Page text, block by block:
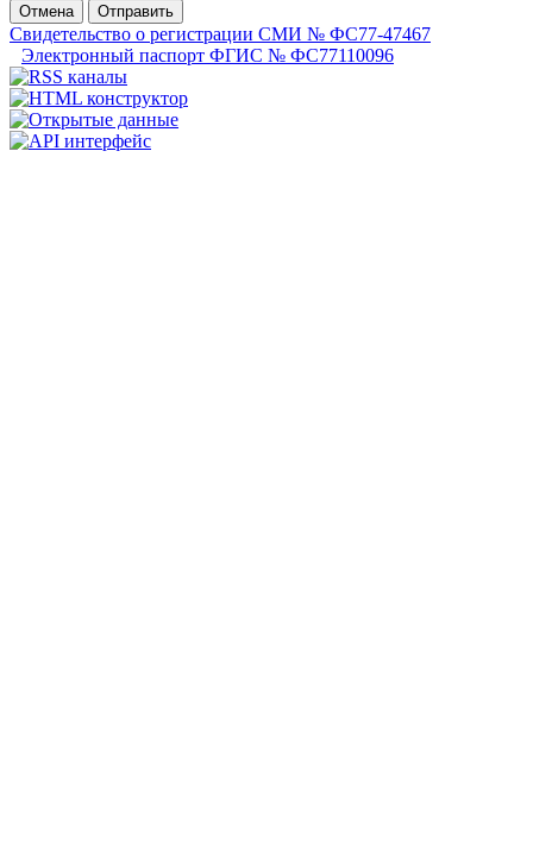
Отмена
Отправить
Свидетельство о регистрации СМИ № ФС77-47467
Электронный паспорт ФГИС № ФС77110096